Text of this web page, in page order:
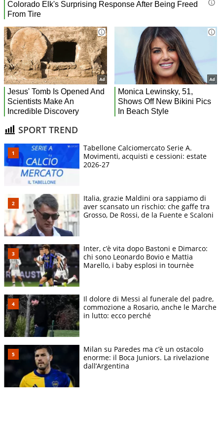
SPORT TREND
Tabellone Calciomercato Serie A.
Movimenti, acquisti e cessioni: estate
2026-27
Italia, grazie Maldini ora sappiamo di
aver scansato un rischio: che gaffe tra
Grosso, De Rossi, de la Fuente e Scaloni
Inter, c’è vita dopo Bastoni e Dimarco:
chi sono Leonardo Bovio e Mattia
Marello, i baby esplosi in tournèe
Il dolore di Messi al funerale del padre,
commozione a Rosario, anche le Marche
in lutto: ecco perché
Milan su Paredes ma c’è un ostacolo
enorme: il Boca Juniors. La rivelazione
dall’Argentina